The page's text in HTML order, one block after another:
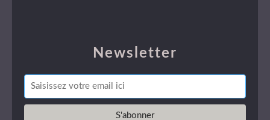
Newsletter